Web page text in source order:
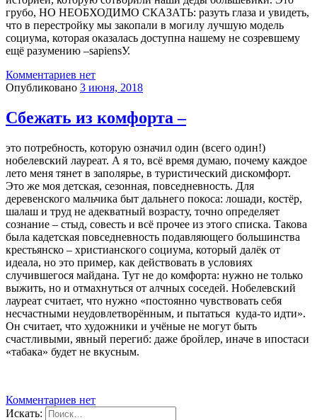
грубо, НО НЕОБХОДИМО СКАЗАТЬ: разуть глаза и увидеть,
что в перестройку мы закопали в могилу лучшую модель
социума, которая оказалась доступна нашему не созревшему
ещё разумению –sapiensУ.
Комментариев нет
Опубликовано 3 июня, 2018
Сбежать из комфорта –
это потребность, которую означил один (всего один!)
нобелевский лауреат. А я то, всё время думаю, почему каждое
лето меня тянет в заполярье, в туристический дискомфорт.
Это же моя детская, сезонная, повседневность. Для
деревенского мальчика быт дальнего покоса: лошади, костёр,
шалаш и труд не адекватный возрасту, точно определяет
сознание – стыд, совесть и всё прочее из этого списка. Такова
была кадетская повседневность подавляющего большинства
крестьянско – христианского социума, который далёк от
идеала, но это пример, как действовать в условиях
случившегося майдана. Тут не до комфорта: нужно не только
выжить, но и отмахнуться от алчных соседей. Нобелевский
лауреат считает, что нужно «постоянно чувствовать себя
несчастными неудовлетворённым, и пытаться куда-то идти».
Он считает, что художники и учёные не могут быть
счастливыми, явный перегиб: даже бройлер, иначе в ипостаси
«табака» будет не вкусным.
Комментариев нет
Искать: